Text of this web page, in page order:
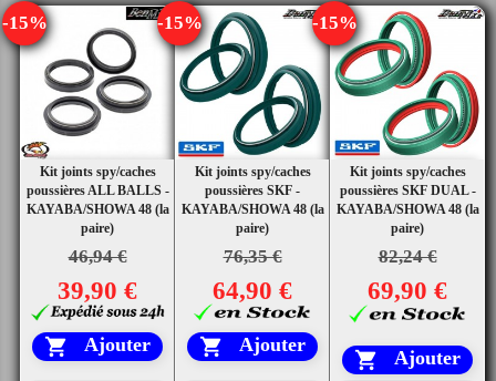
Kit joints spy/caches
poussières ALL BALLS -
KAYABA/SHOWA 48 (la
paire)
46,94 €
-15%
39,90 €
 Ajouter
Kit joints spy/caches
poussières SKF -
KAYABA/SHOWA 48 (la
paire)
76,35 €
-15%
64,90 €
 Ajouter
Kit joints spy/caches
poussières SKF DUAL -
KAYABA/SHOWA 48 (la
paire)
82,24 €
-15%
69,90 €
 Ajouter